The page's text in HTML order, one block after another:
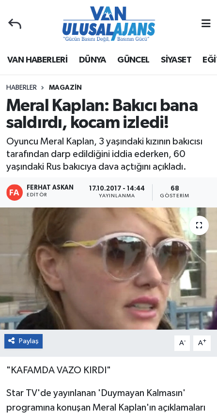
VAN HABERLERİ DÜNYA GÜNCEL SİYASET
HABERLER MAGAZİN
Meral Kaplan: Bakıcı bana
saldırdı, kocam izledi!
Oyuncu Meral Kaplan, 3 yaşındaki kızının bakıcısı
tarafından darp edildiğini iddia ederken, 60
yaşındaki Rus bakıcıya dava açtığını açıkladı.
FERHAT ASKAN
EDITÖR
17.10.2017 - 14:44
YAYINLANMA
68
GÖSTERIM
Paylaş A- A+
"KAFAMDA VAZO KIRDI"
Star TV'de yayınlanan 'Duymayan Kalmasın'
programına konuşan Meral Kaplan'ın açıklamaları
Van Nöbetçi Eczaneler
Van Hava Durumu
Van Namaz Vakitleri
Van Trafik Yoğunluk Haritası
Tüm Manşetler
Son Dakika Haberleri
Haber Arşivi